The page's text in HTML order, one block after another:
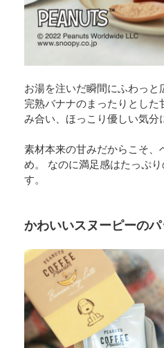
お湯を注いだ瞬間にふわっと
完熟バナナのまったりとし
み合い、ほっこり優しい気分
素材本来の甘みだからこそ、
め。 なのに満足感はたっぷ
す。
かわいいスヌーピーの